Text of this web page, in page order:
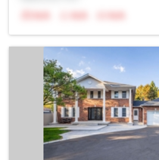
N/A
N/A N/A